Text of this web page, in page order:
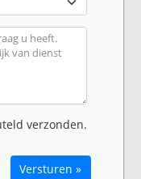
verzonden.
Versturen »